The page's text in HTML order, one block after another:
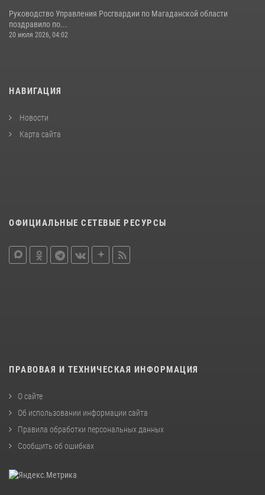
Руководство Управления Росгвардии по Магаданской области
поздравило по...
20 июля 2026, 04:02
НАВИГАЦИЯ
Новости
Карта сайта
ОФИЦИАЛЬНЫЕ СЕТЕВЫЕ РЕСУРСЫ
ПРАВОВАЯ И ТЕХНИЧЕСКАЯ ИНФОРМАЦИЯ
О сайте
Об использовании информации сайта
Правила обработки персональных данных
Сообщить об ошибках